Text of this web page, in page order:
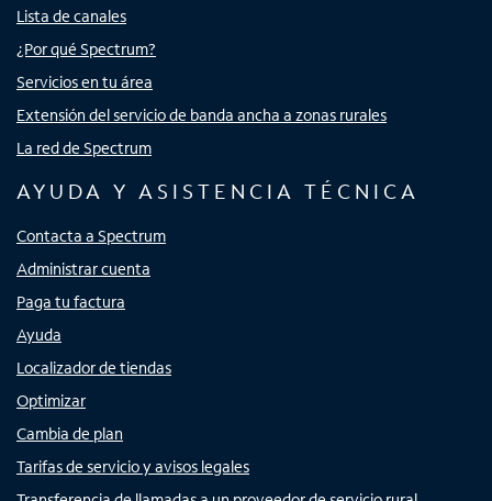
Lista de canales
¿Por qué Spectrum?
Servicios en tu área
Extensión del servicio de banda ancha a zonas rurales
La red de Spectrum
AYUDA Y ASISTENCIA TÉCNICA
Contacta a Spectrum
Administrar cuenta
Paga tu factura
Ayuda
Localizador de tiendas
Optimizar
Cambia de plan
Tarifas de servicio y avisos legales